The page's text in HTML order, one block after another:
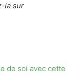
la sur
de soi avec cette